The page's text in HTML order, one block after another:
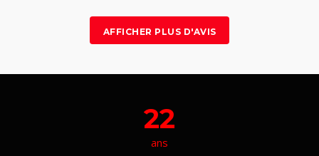
AFFICHER PLUS D'AVIS
22
ans